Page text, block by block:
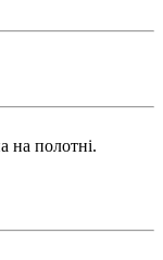
на полотні.